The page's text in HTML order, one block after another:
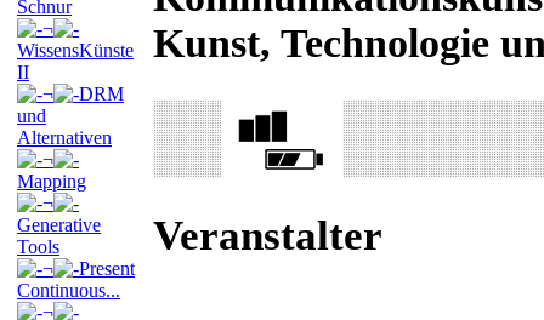
Schnur
¬
WissensKünste
II
¬
DRM
und
Alternativen
¬
Mapping
¬
Generative
Tools
¬
Present
Continuous...
¬
Kunst, Technologie
Veranstalter